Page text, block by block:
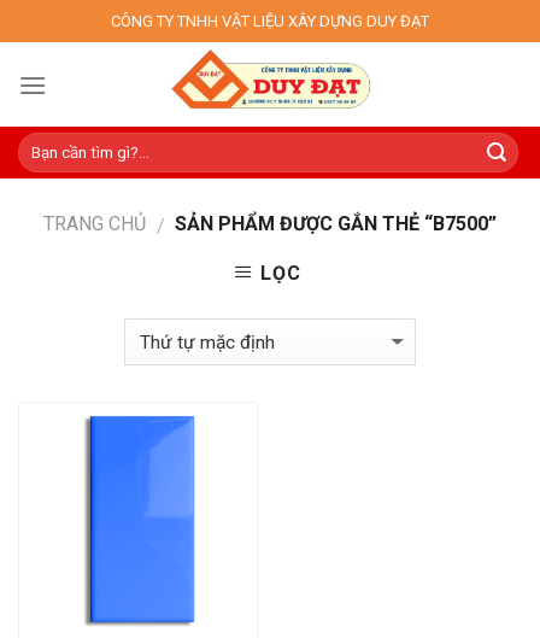
to
content
CÔNG TY TNHH VẬT LIỆU XÂY DỰNG DUY ĐẠT
TRANG CHỦ / SẢN PHẨM ĐƯỢC GẮN THẺ “B7500”
LỌC